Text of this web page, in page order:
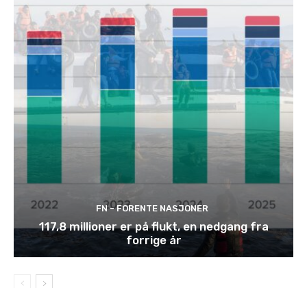
FN - FORENTE NASJONER
117,8 millioner er på flukt, en nedgang fra
forrige år